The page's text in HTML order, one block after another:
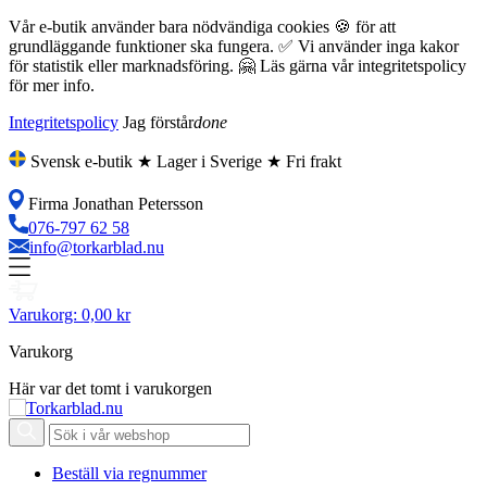
Vår e-butik använder bara nödvändiga cookies 🍪 för att
grundläggande funktioner ska fungera. ✅ Vi använder inga kakor
för statistik eller marknadsföring. 🤗 Läs gärna vår integritetspolicy
för mer info.
Integritetspolicy Jag förstårdone
Svensk e-butik ★ Lager i Sverige ★ Fri frakt
Firma Jonathan Petersson
076-797 62 58
info@torkarblad.nu
Varukorg: 0,00 kr
Varukorg
Här var det tomt i varukorgen
Beställ via regnummer